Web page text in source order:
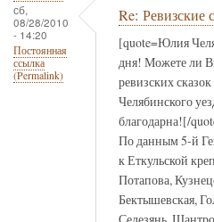
сб,
08/28/2010
- 14:20
Постоянная
ссылка
(Permalink)
Re: Ревизские
[quote=Юлия
дня! Можете ли
ревизских
Челябинского
благодарна![/
По данным 5-й
к Еткульской
Потапова,
Бектышевская,